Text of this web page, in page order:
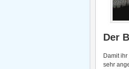
Der
Damit
sehr